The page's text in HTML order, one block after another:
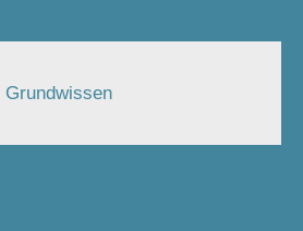
Grundwissen